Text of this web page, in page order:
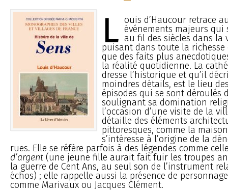
L ouis d’Haucour retrace
événements majeurs qui
au fil des siècles dans la
puisant dans toute la richesse
que des faits plus
la réalité quotidienne. La
dresse l’historique et qu’il
moindres détails, est le lieu
épisodes qui se sont déroulés
soulignant sa domination
l’occasion d’une visite de la
détaille des éléments
pittoresques, comme la
s’intéresse à l’origine de la
rues. Elle se réfère parfois à des légendes comme
d’argent (une jeune fille aurait fait fuir les troupes
la guerre de Cent Ans, au seul son de l’instrument
échos) ; elle rappelle aussi la présence de
comme Marivaux ou Jacques Clément.